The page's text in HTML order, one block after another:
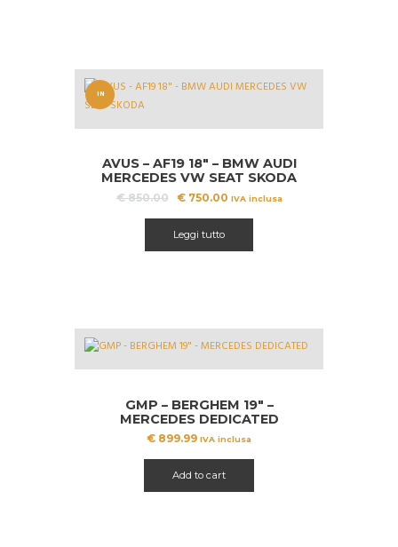
IN
AVUS – AF19 18″ – BMW AUDI
MERCEDES VW SEAT SKODA
€850.00
Il
era:
€ 850.00.
€750.00Il
€ 750.00.
IVA inclusa
Leggi tutto
GMP – BERGHEM 19″ –
MERCEDES DEDICATED
€ 899.99 IVA inclusa
Add to cart